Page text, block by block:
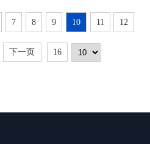
知识产权保护促进会现针对佛山企业
对美国专利申请的相关培训需求，举
办“海外知产识多D”第七期——“美国
高质量专利申请实务”培训，具体培
7 8 9 10 11 12
下一页 16